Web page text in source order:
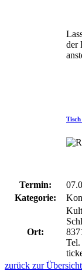
der
Termin:
Kategorie:
Ort:
zurück zur Übersicht